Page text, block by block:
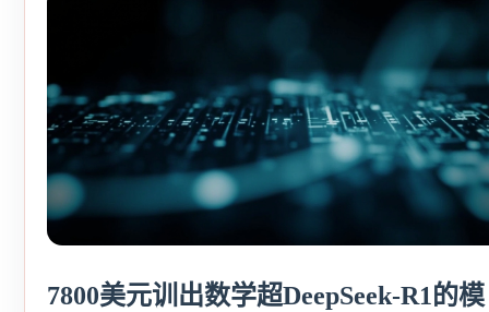
7800美元训出数学超DeepSeek-R1的模